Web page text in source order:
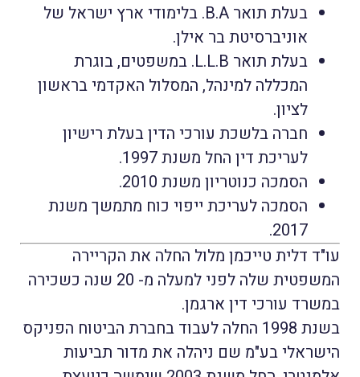
בעלת תואר B.A. בלימודי ארץ ישראל של
אוניברסיטת בר אילן.
בעלת תואר L.L.B. במשפטים, בוגרת
המכללה למינהל, המסלול האקדמי בראשון
לציון.
חברה בלשכת עורכי הדין בעלת רישיון
לעריכת דין החל משנת 1997.
הסמכה כנוטריון משנת 2010.
הסמכה לעריכת ייפוי כוח מתמשך משנת
2017.
עו"ד דלית טייכמן מלול החלה את הקריירה
המשפטית שלה לפני למעלה מ- 20 שנה כשכירה
במשרד עורכי דין ארגמן.
בשנת 1998 החלה לעבוד בחברת הביטוח הפניקס
הישראלי בע"מ שם ניהלה את מדור תביעות